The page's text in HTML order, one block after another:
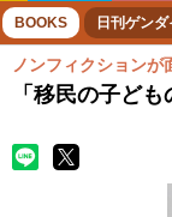
ボートレース 競輪
BOOKS 日刊ゲン
ノンフィクションが
「移民の子ど